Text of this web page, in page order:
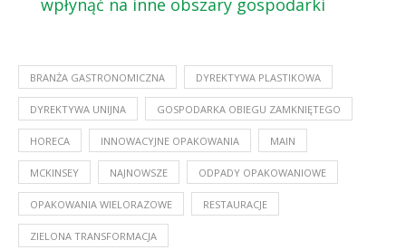
BRANŻA GASTRONOMICZNA DYREKTYWA PLASTIKOWA
DYREKTYWA UNIJNA GOSPODARKA OBIEGU ZAMKNIĘTEGO
HORECA INNOWACYJNE OPAKOWANIA MAIN
MCKINSEY NAJNOWSZE ODPADY OPAKOWANIOWE
OPAKOWANIA WIELORAZOWE RESTAURACJE
ZIELONA TRANSFORMACJA